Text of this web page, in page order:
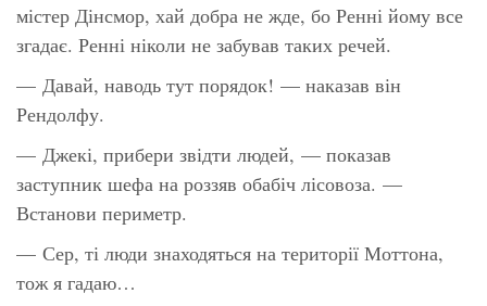
містер Дінсмор, хай добра не жде, бо Ренні йому все
згадає. Ренні ніколи не забував таких речей.
— Давай, наводь тут порядок! — наказав він
Рендолфу.
— Джекі, прибери звідти людей, — показав
заступник шефа на роззяв обабіч лісовоза. —
Встанови периметр.
— Сер, ті люди знаходяться на території Моттона,
тож я гадаю…